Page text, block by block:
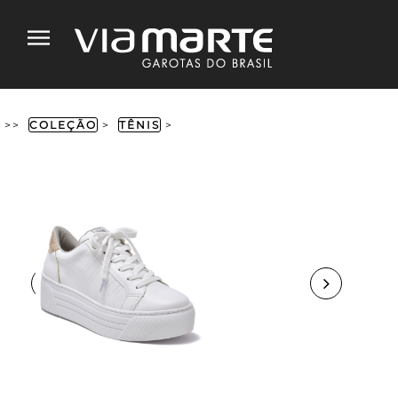
>> COLEÇÃO > TÊNIS >